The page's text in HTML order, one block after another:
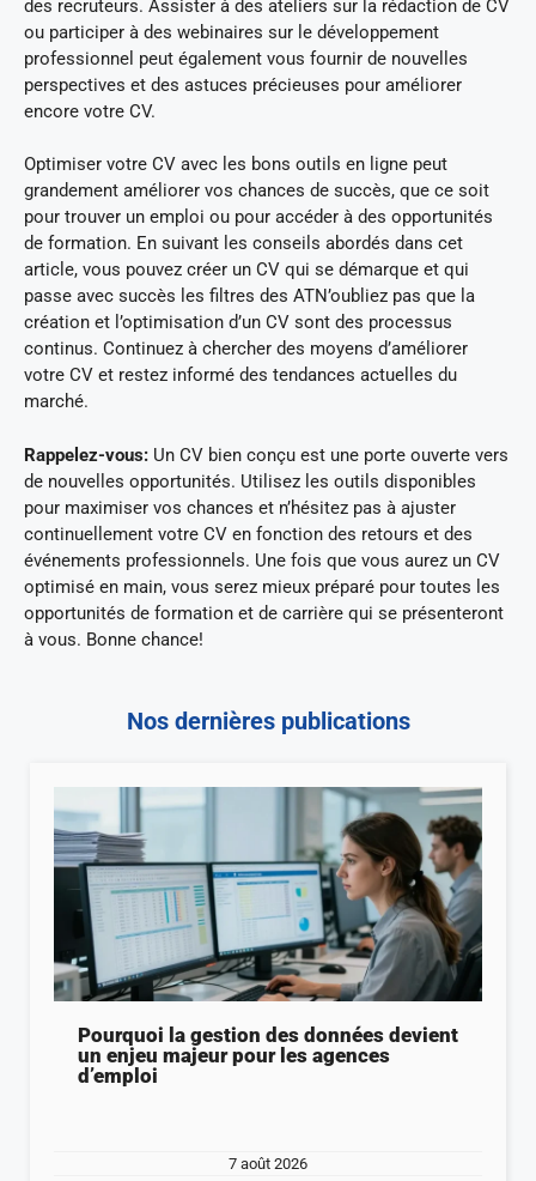
des recruteurs. Assister à des ateliers sur la rédaction de CV
ou participer à des webinaires sur le développement
professionnel peut également vous fournir de nouvelles
perspectives et des astuces précieuses pour améliorer
encore votre CV.
Optimiser votre CV avec les bons outils en ligne peut
grandement améliorer vos chances de succès, que ce soit
pour trouver un emploi ou pour accéder à des opportunités
de formation. En suivant les conseils abordés dans cet
article, vous pouvez créer un CV qui se démarque et qui
passe avec succès les filtres des ATN’oubliez pas que la
création et l’optimisation d’un CV sont des processus
continus. Continuez à chercher des moyens d’améliorer
votre CV et restez informé des tendances actuelles du
marché.
Rappelez-vous: Un CV bien conçu est une porte ouverte vers
de nouvelles opportunités. Utilisez les outils disponibles
pour maximiser vos chances et n’hésitez pas à ajuster
continuellement votre CV en fonction des retours et des
événements professionnels. Une fois que vous aurez un CV
optimisé en main, vous serez mieux préparé pour toutes les
opportunités de formation et de carrière qui se présenteront
à vous. Bonne chance!
Nos dernières publications
Pourquoi la gestion des données devient
un enjeu majeur pour les agences
d’emploi
7 août 2026